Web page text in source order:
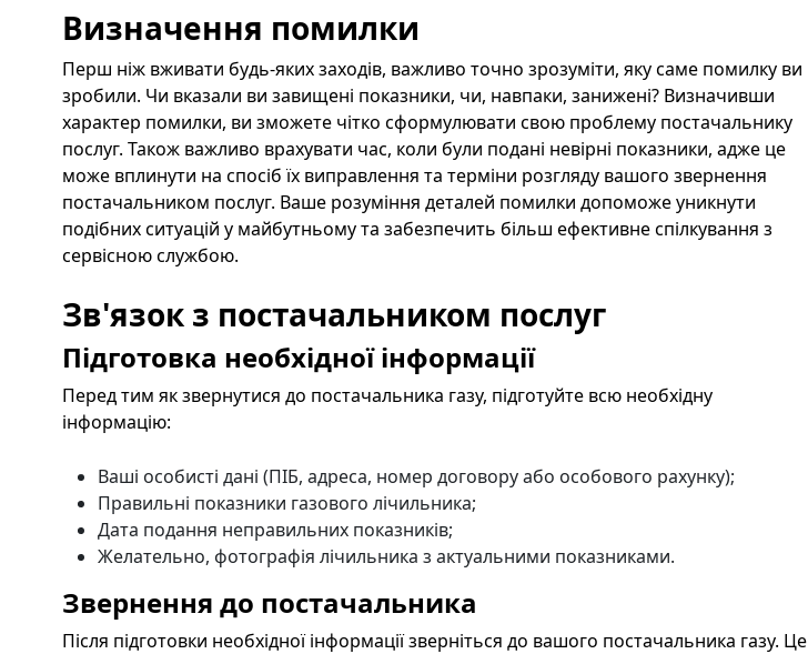
Визначення помилки
Перш ніж вживати будь-яких заходів, важливо точно зрозуміти, яку саме помилку ви
зробили. Чи вказали ви завищені показники, чи, навпаки, занижені? Визначивши
характер помилки, ви зможете чітко сформулювати свою проблему постачальнику
послуг. Також важливо врахувати час, коли були подані невірні показники, адже це
може вплинути на спосіб їх виправлення та терміни розгляду вашого звернення
постачальником послуг. Ваше розуміння деталей помилки допоможе уникнути
подібних ситуацій у майбутньому та забезпечить більш ефективне спілкування з
сервісною службою.
Зв'язок з постачальником послуг
Підготовка необхідної інформації
Перед тим як звернутися до постачальника газу, підготуйте всю необхідну
інформацію:
Ваші особисті дані (ПІБ, адреса, номер договору або особового рахунку);
Правильні показники газового лічильника;
Дата подання неправильних показників;
Желательно, фотографія лічильника з актуальними показниками.
Звернення до постачальника
Після підготовки необхідної інформації зверніться до вашого постачальника газу. Це